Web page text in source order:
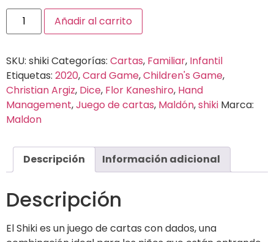
Añadir al carrito
SKU: shikiCategorías: Cartas, Familiar, Infantil
Etiquetas: 2020,Card Game,Children's Game,
Christian Argiz, Dice, Flor Kaneshiro, Hand
Management,Juego de cartas, Maldón,shiki Marca:
Maldon
Descripción Información adicional
Descripción
El Shiki es un juego de cartas con dados, una